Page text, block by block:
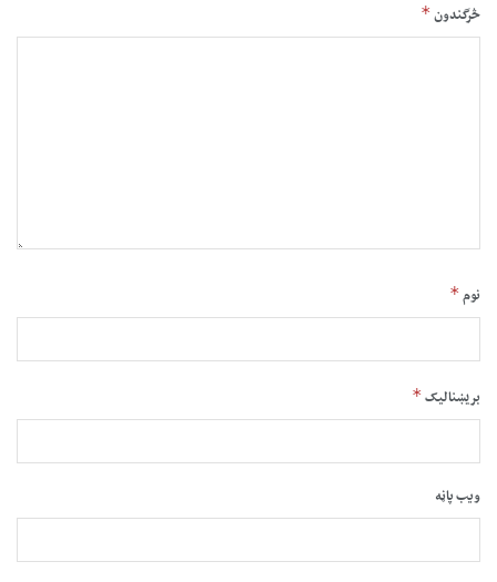
څرگندون*
نوم*
بریښنالیک*
ویب پاڼه